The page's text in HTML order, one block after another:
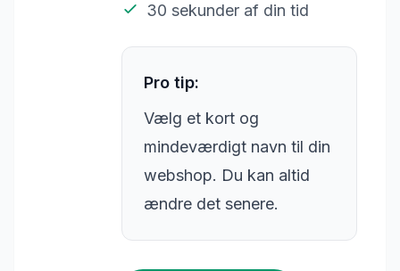
30 sekunder af din tid
Pro tip:
Vælg et kort og
mindeværdigt navn til din
webshop. Du kan altid
ændre det senere.